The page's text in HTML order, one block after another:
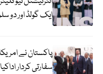
ایک گولڈ اور دو
پاکستان نے
سفارتی کردار